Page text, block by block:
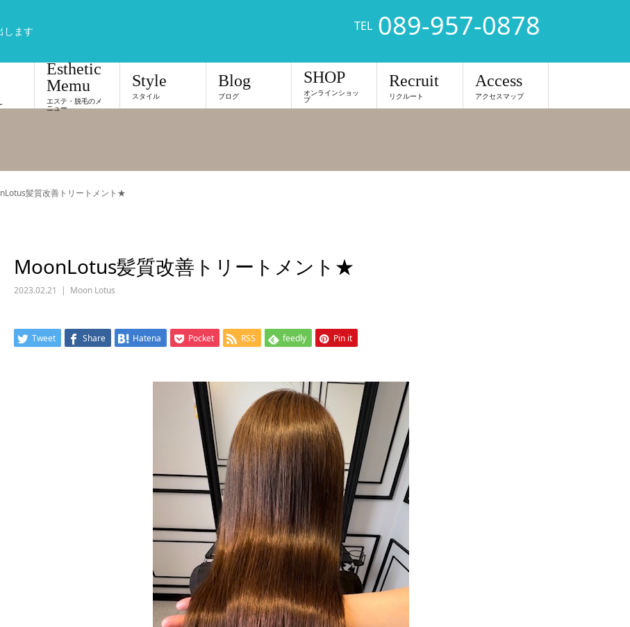
します TEL 089-957-0878
Esthetic
Memu
エステ・脱毛のメ
ニュー
Style
スタイル
Blog
ブログ
SHOP
オンラインショッ
プ
Recruit
リクルート
Access
アクセスマップ
髪質改善トリートメント★
MoonLotus髪質改善トリートメント★
2023.02.21 Moon Lotus
Tweet Share Hatena Pocket RSS feedly Pin it